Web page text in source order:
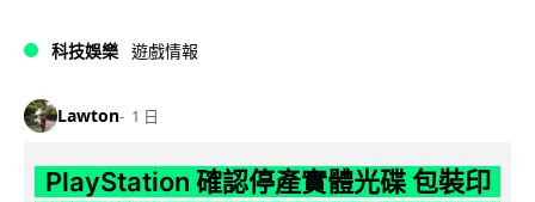
科技娛樂 遊戲情報
Lawton 1 日
PlayStation 確認停產實體光碟 包裝印